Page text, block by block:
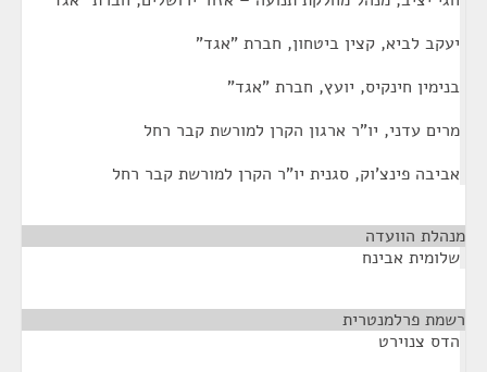
יעקב לביא, קצין ביטחון, חברת "אגד"
בנימין חינקיס, יועץ, חברת "אגד"
מרים עדני, יו"ר ארגון הקרן למורשת קבר רחל
אביבה פינצ'וק, סגנית יו"ר הקרן למורשת קבר רחל
מנהלת הוועדה
שלומית אבינח
רשמת פרלמנטרית
הדס צנוירט